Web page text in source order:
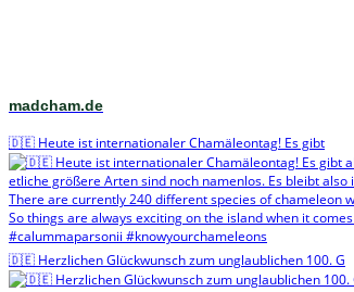
madcham.de
🇩🇪 Heute ist internationaler Chamäleontag! Es gibt
🇩🇪 Herzlichen Glückwunsch zum unglaublichen 100. G